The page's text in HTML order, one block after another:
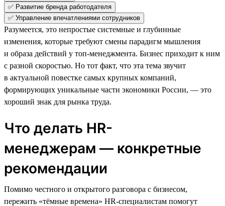
✅ Развитие бренда работодателя
✅ Управление впечатлениями сотрудников
Разумеется, это непростые системные и глубинные
изменения, которые требуют смены парадигм мышления
и образа действий у топ-менеджмента. Бизнес приходит к ним
с разной скоростью. Но тот факт, что эта тема звучит
в актуальной повестке самых крупных компаний,
формирующих уникальные части экономики России, — это
хороший знак для рынка труда.
Что делать HR-
менеджерам — конкретные
рекомендации
Помимо честного и открытого разговора с бизнесом,
пережить «тёмные времена» HR-специалистам помогут